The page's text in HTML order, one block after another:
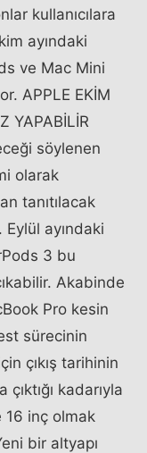
kullanıcılara
ayındaki
ve Mac Mini
APPLE EKİM
YAPABİLİR
söylenen
olarak
tanıtılacak
ayındaki
3 bu
Akabinde
Pro kesin
sürecinin
çıkış tarihinin
kadarıyla
16 inç olmak
bir altyapı